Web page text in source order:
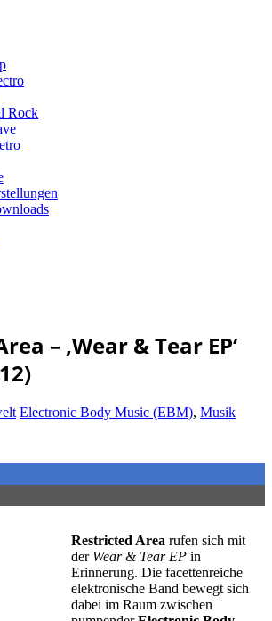
Rock
– ‚Wear & Tear EP‘
Electronic Body Music (EBM), Musik
Restricted Area rufen sich mit
der Wear & Tear EP in
Erinnerung. Die facettenreiche
elektronische Band bewegt sich
dabei im Raum zwischen